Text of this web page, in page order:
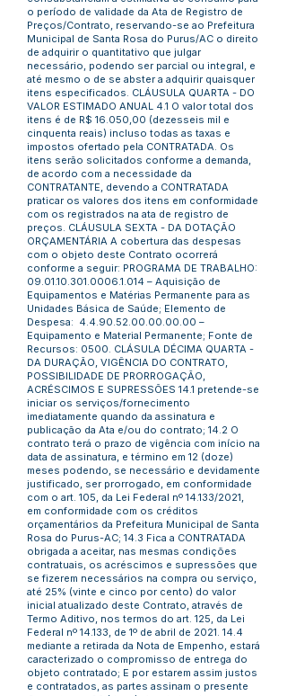
o período de validade da Ata de Registro de
Preços/Contrato, reservando-se ao Prefeitura
Municipal de Santa Rosa do Purus/AC o direito
de adquirir o quantitativo que julgar
necessário, podendo ser parcial ou integral, e
até mesmo o de se abster a adquirir quaisquer
itens especificados. CLÁUSULA QUARTA - DO
VALOR ESTIMADO ANUAL 4.1 O valor total dos
itens é de R$ 16.050,00 (dezesseis mil e
cinquenta reais) incluso todas as taxas e
impostos ofertado pela CONTRATADA. Os
itens serão solicitados conforme a demanda,
de acordo com a necessidade da
CONTRATANTE, devendo a CONTRATADA
praticar os valores dos itens em conformidade
com os registrados na ata de registro de
preços. CLÁUSULA SEXTA - DA DOTAÇÃO
ORÇAMENTÁRIA A cobertura das despesas
com o objeto deste Contrato ocorrerá
conforme a seguir: PROGRAMA DE TRABALHO:
09.01.10.301.0006.1.014 – Aquisição de
Equipamentos e Matérias Permanente para as
Unidades Básica de Saúde; Elemento de
Despesa: 4.4.90.52.00.00.00.00 –
Equipamento e Material Permanente; Fonte de
Recursos: 0500. CLÁSULA DÉCIMA QUARTA -
DA DURAÇÃO, VIGÊNCIA DO CONTRATO,
POSSIBILIDADE DE PRORROGAÇÃO,
ACRÉSCIMOS E SUPRESSÕES 14.1 pretende-se
iniciar os serviços/fornecimento
imediatamente quando da assinatura e
publicação da Ata e/ou do contrato; 14.2 O
contrato terá o prazo de vigência com início na
data de assinatura, e término em 12 (doze)
meses podendo, se necessário e devidamente
justificado, ser prorrogado, em conformidade
com o art. 105, da Lei Federal nº 14.133/2021,
em conformidade com os créditos
orçamentários da Prefeitura Municipal de Santa
Rosa do Purus-AC; 14.3 Fica a CONTRATADA
obrigada a aceitar, nas mesmas condições
contratuais, os acréscimos e supressões que
se fizerem necessários na compra ou serviço,
até 25% (vinte e cinco por cento) do valor
inicial atualizado deste Contrato, através de
Termo Aditivo, nos termos do art. 125, da Lei
Federal nº 14.133, de 1º de abril de 2021. 14.4
mediante a retirada da Nota de Empenho, estará
caracterizado o compromisso de entrega do
objeto contratado; E por estarem assim justos
e contratados, as partes assinam o presente